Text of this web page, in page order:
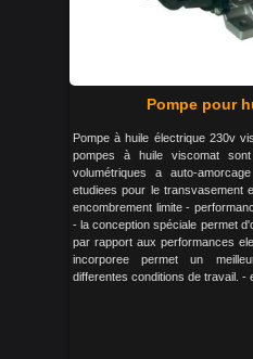
Pompe pour
Pompe à huile électrique 230v
pompes à huile viscomat
volumétriques a auto-
etudiees pour le transvasement
encombrement limite -
- la conception spéciale permet
par rapport aux performances
incorporee permet un
differentes conditions de travail. -